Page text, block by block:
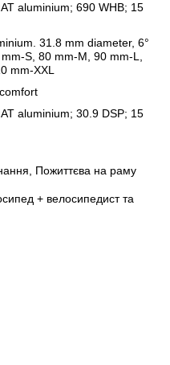
aluminium; 690 WHB; 15
31.8 mm diameter, 6°
S, 80 mm-M, 90 mm-L,
mm-XXL
aluminium; 30.9 DSP; 15
Пожиттєва на раму
+ велосипедист та